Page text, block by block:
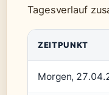
Tagesverlauf
ZEITPUNKT
Morgen,